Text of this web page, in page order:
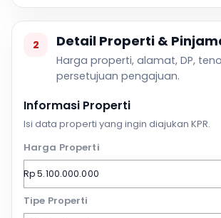
2 Detail Properti &
Harga properti, alamat, DP,
persetujuan pengajuan.
Informasi Properti
Isi data properti yang ingin diajukan KPR.
Harga Properti
Tipe Properti